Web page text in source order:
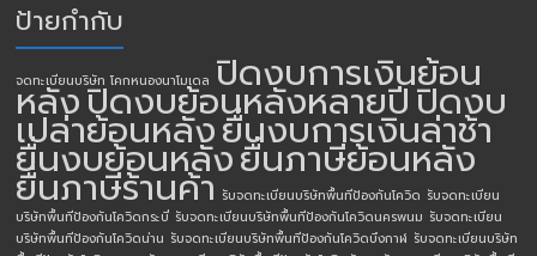
ป้ายกำกับ
จดทะเบียนบริษัท โคกหนองนาโมเดล ปิดงบการเงินย้อน
หลังปิดงบย้อนหลังหลายปีปิดงบ
เปล่าย้อนหลังยื่นงบการเงินล่าช้า
ยื่นงบย้อนหลังยื่นภาษีย้อนหลัง
ยื่นภาษีร้านค้า รับจดทะเบียนบริษัทพื้นทีป้องกันโควิด รับจดทะเบียน
บริษัทพื้นทีป้องกันโควิดกระบี่ รับจดทะเบียนบริษัทพื้นทีป้องกันโควิดนครพนม รับจดทะเบียน
บริษัทพื้นทีป้องกันโควิดน่าน รับจดทะเบียนบริษัทพื้นทีป้องกันโควิดบึงกาฬ รับจดทะเบียนบริษัท